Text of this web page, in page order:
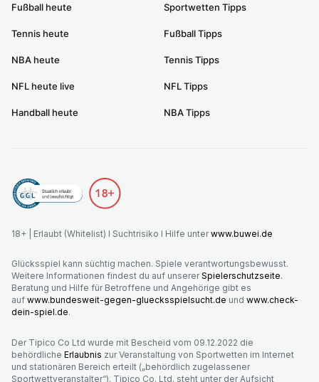
Fußball heute
Tennis heute
NBA heute
NFL heute live
Handball heute
Sportwetten Tipps
Fußball Tipps
Tennis Tipps
NFL Tipps
NBA Tipps
18+ | Erlaubt (Whitelist) I Suchtrisiko I Hilfe unterwww.buwei.de
Glücksspiel kann süchtig machen. Spiele verantwortungsbewusst.
Weitere Informationen findest du auf unsererSpielerschutzseite.
Beratung und Hilfe für Betroffene und Angehörige gibt es
auf www.bundesweit-gegen-gluecksspielsucht.de und www.check-
dein-spiel.de.
Der Tipico Co Ltd wurde mit Bescheid vom 09.12.2022 die
behördliche Erlaubnis zur Veranstaltung von Sportwetten im Internet
und stationären Bereich erteilt („behördlich zugelassener
Sportwettveranstalter“). Tipico Co. Ltd. steht unter der Aufsicht